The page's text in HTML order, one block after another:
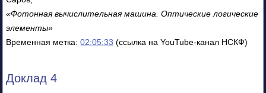
«Фотонная вычислительная машина. Оптические логические
элементы»
Временная метка:02:05:33 (ссылка на YouTube-канал НСКФ)
Доклад 4